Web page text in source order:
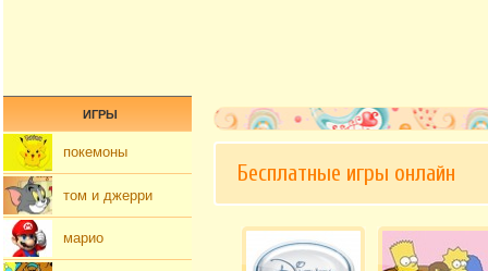
Бесплатные игры онлайн
ИГРЫ
покемоны
том и джерри
марио